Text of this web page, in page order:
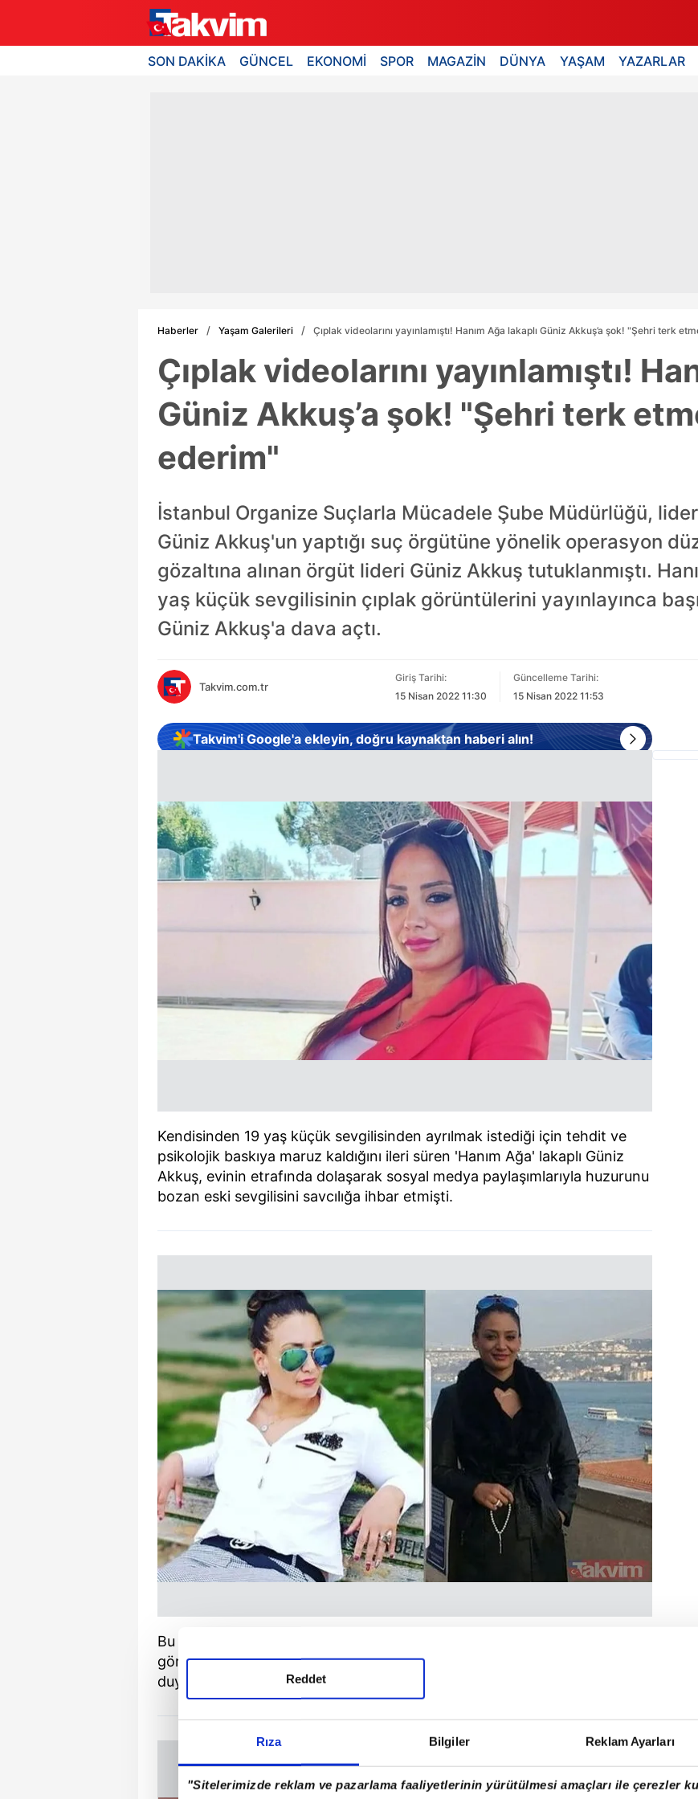
Rıza Bilgiler Reklam Ayarları
"Sitelerimizde reklam ve pazarlama faaliyetlerinin yürütülmesi amaçları ile çerezler
Reddet
SON DAKİKA GÜNCEL EKONOMİ SPOR MAGAZİN DÜNYA YAŞAM YAZARLAR
Haberler Yaşam Galerileri Çıplak videolarını yayınlamıştı! Hanım Ağa lakaplı Güniz Akkuş’a şok! "Şehri terk
Çıplak videolarını yayınlamıştı!
Güniz Akkuş’a şok! "Şehri terk
ederim"
İstanbul Organize Suçlarla Mücadele Şube Müdürlüğü,
Güniz Akkuş'un yaptığı suç örgütüne yönelik operasyon
gözaltına alınan örgüt lideri Güniz Akkuş tutuklanmıştı.
yaş küçük sevgilisinin çıplak görüntülerini yayınlayınca
Güniz Akkuş'a dava açtı.
Takvim.com.tr
Giriş Tarihi:
15 Nisan 2022 11:30
Güncelleme Tarihi:
15 Nisan 2022 11:53
Takvim'i Google'a ekleyin, doğru kaynaktan haberi alın!
Kendisinden 19 yaş küçük sevgilisinden ayrılmak istediği için tehdit ve
psikolojik baskıya maruz kaldığını ileri süren 'Hanım Ağa' lakaplı Güniz
Akkuş, evinin etrafında dolaşarak sosyal medya paylaşımlarıyla huzurunu
bozan eski sevgilisini savcılığa ihbar etmişti.
Bu kez Fırat Ş., savcılığa başvurarak Güniz Akkuş'un özel ve çıplak
görüntülerini sosyal medya üzerinden ifşa ettiği gerekçesiyle suç
duyurusunda bulundu.